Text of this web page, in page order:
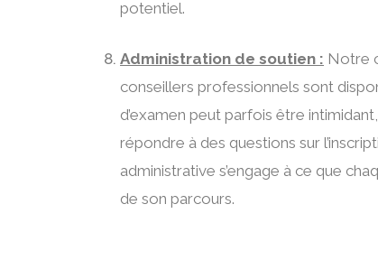
potentiel.
Administration de soutien : Notre
conseillers professionnels sont
d’examen peut parfois être
répondre à des questions sur
administrative s’engage à ce que
de son parcours.